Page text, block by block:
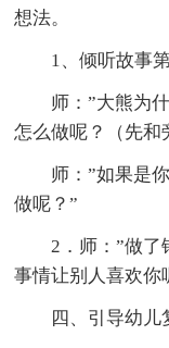
想法。
1、倾听故事
师：”大熊为
怎么做呢？（先和
师：”如果是
做呢？”
2．师：”做了
事情让别人喜欢你
四、引导幼儿